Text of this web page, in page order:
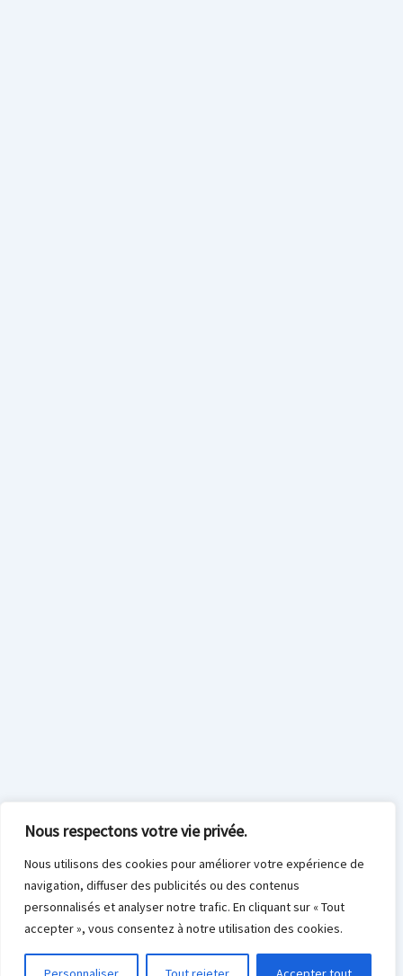
Nous respectons votre vie privée.
Nous utilisons des cookies pour améliorer votre expérience de
navigation, diffuser des publicités ou des contenus
personnalisés et analyser notre trafic. En cliquant sur « Tout
accepter », vous consentez à notre utilisation des cookies.